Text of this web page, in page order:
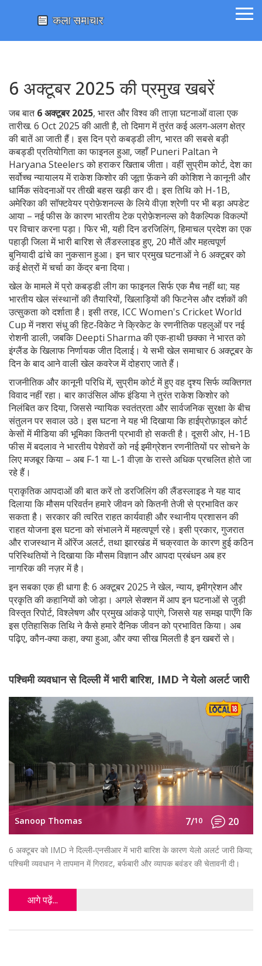
6 अक्टूबर 2025 की प्रमुख खबरें
जब बात6 अक्टूबर 2025, भारत और विश्व की ताज़ा घटनाओं वाला एक
तारीख. 6 Oct 2025की आती है, तो दिमाग में तुरंत कई अलग‑अलग क्षेत्र
की बातें आ जाती हैं। इस दिनप्रो कबड्डी लीग, भारत की सबसे बड़ी
कबड्डी प्रतियोगिताका फाइनल हुआ, जहाँ Puneri Paltan ने
Haryana Steelers को हराकर खिताब जीता। वहींसुप्रीम कोर्ट,देश का
सर्वोच्च न्यायालयमें राकेश किशोर की जूता फ़ेंकने की कोशिश ने कानूनी और
धार्मिक संवेदनाओं पर तीखी बहस खड़ी कर दी। इस तिथि को H-1B,
अमेरिका की सॉफ्टवेयर प्रोफ़ेशनल्स के लिये वीज़ा श्रेणीपर भी बड़ा अपडेट
आया – नई फीस के कारण भारतीय टेक प्रोफ़ेशनल्स को वैकल्पिक विकल्पों
पर विचार करना पड़ा। फिर भी, यही दिनडरजिलिंग,हिमाचल प्रदेश का एक
पहाड़ी जिलामें भारी बारिश से लैंडस्लाइड हुए, 20 मौतें और महत्वपूर्ण
बुनियादी ढांचे का नुकसान हुआ। इन चार प्रमुख घटनाओं ने 6 अक्टूबर को
कई क्षेत्रों में चर्चा का केंद्र बना दिया।
खेल के मामले में प्रो कबड्डी लीग का फाइनल सिर्फ एक मैच नहीं था; यह
भारतीय खेल संस्थानों की तैयारियों, खिलाड़ियों की फिटनेस और दर्शकों की
उत्सुकता को दर्शाता है। इसी तरह, ICC Women's Cricket World
Cup में नशरा संधु की हिट‑विकेट ने क्रिकेट के रणनीतिक पहलुओं पर नई
रोशनी डाली, जबकि Deepti Sharma की एक‑हाथी छक्का ने भारत को
इंग्लैंड के खिलाफ निर्णायक जीत दिलाई। ये सभी खेल समाचार 6 अक्टूबर के
दिन के बाद आने वाली खेल कवरेज में दोहराए जाते हैं।
राजनीतिक और कानूनी परिधि में, सुप्रीम कोर्ट में हुए वह दृश्य सिर्फ व्यक्तिगत
विवाद नहीं रहा। बार काउंसिल ऑफ इंडिया ने तुरंत राकेश किशोर को
निलंबित कर दिया, जिससे न्यायिक स्वतंत्रता और सार्वजनिक सुरक्षा के बीच
संतुलन पर सवाल उठे। इस घटना ने यह भी दिखाया कि हाईप्रोफ़ाइल कोर्ट
केसों में मीडिया की भूमिका कितनी प्रभावी हो सकती है। दूसरी ओर, H-1B
फीस में बदलाव ने भारतीय पेशेवरों को नई इमीग्रेशन रणनीतियों पर सोचने के
लिए मजबूर किया – अब F‑1 या L‑1 वीज़ा के रास्ते अधिक प्रचलित होते जा
रहे हैं।
प्राकृतिक आपदाओं की बात करें तो डरजिलिंग की लैंडस्लाइड ने यह याद
दिलाया कि मौसम परिवर्तन हमारे जीवन को कितनी तेजी से प्रभावित कर
सकता है। सरकार की त्वरित राहत कार्यवाही और स्थानीय प्रशासन की
राहत योजना इस घटना को संभालने में महत्वपूर्ण रहे। इसी प्रकार, गुजरात
और राजस्थान में ऑरेंज अलर्ट, तथा झारखंड में चक्रवात के कारण हुई कठिन
परिस्थितियों ने दिखाया कि मौसम विज्ञान और आपदा प्रबंधन अब हर
नागरिक की नज़र में है।
इन सबका एक ही धागा है: 6 अक्टूबर 2025 ने खेल, न्याय, इमीग्रेशन और
प्रकृति की कहानियों को जोड़ा। अगले सेक्शन में आप इन घटनाओं से जुड़ी
विस्तृत रिपोर्ट, विश्लेषण और प्रमुख आंकड़े पाएंगे, जिससे यह समझ पाएँगे कि
इस एतिहासिक तिथि ने कैसे हमारे दैनिक जीवन को प्रभावित किया। अब
पढ़िए, कौन‑क्या कहा, क्या हुआ, और क्या सीख मिलती है इन खबरों से।
पश्चिमी व्यवधान से दिल्ली में भारी बारिश, IMD ने येलो अलर्ट जारी
Sanoop Thomas 7/10 20
6 अक्टूबर को IMD ने दिल्ली‑एनसीआर में भारी बारिश के कारण येलो अलर्ट जारी किया;
पश्चिमी व्यवधान ने तापमान में गिरावट, बर्फबारी और व्यापक बवंडर की चेतावनी दी।
आगे पढ़ें...